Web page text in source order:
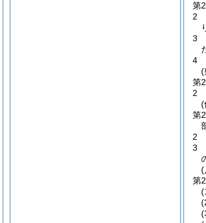
第
2
3
4
(
第
2
(
第
2
3
(
第